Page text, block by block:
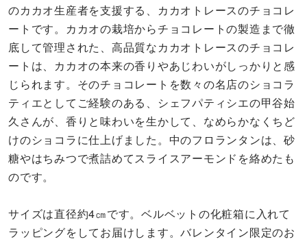
のカカオ生産者を支援する、カカオトレースのチョコレ
ートです。カカオの栽培からチョコレートの製造まで徹
底して管理された、高品質なカカオトレースのチョコレ
ートは、カカオの本来の香りやあじわいがしっかりと感
じられます。そのチョコレートを数々の名店のショコラ
ティエとしてご経験のある、シェフパティシエの甲谷始
久さんが、香りと味わいを生かして、なめらかなくちど
けのショコラに仕上げました。中のフロランタンは、砂
糖やはちみつで煮詰めてスライスアーモンドを絡めたも
のです。
サイズは直径約4㎝です。ベルベットの化粧箱に入れて
ラッピングをしてお届けします。バレンタイン限定のお